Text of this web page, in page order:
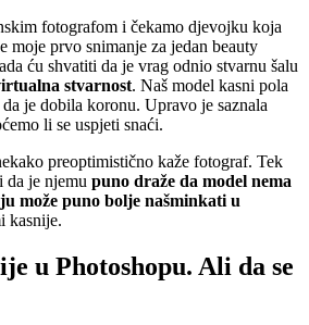
fotografom i čekamo djevojku koja
moje prvo snimanje za jedan beauty
ću shvatiti da je vrag odnio stvarnu šalu
stvarnost. Naš model kasni pola
je dobila koronu. Upravo je saznala
li se uspjeti snaći.
preoptimistično kaže fotograf. Tek
da je njemu puno draže da model nema
može puno bolje našminkati u
kasnije.
u Photoshopu. Ali da se